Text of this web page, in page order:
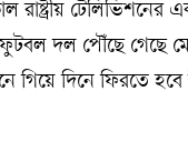
রাষ্ট্রীয় টেলিভিশনের
দল পৌঁছে গেছে
গিয়ে দিনে ফিরতে